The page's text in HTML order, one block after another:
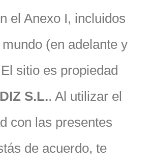
el Anexo I, incluidos
(en adelante y
sitio es propiedad
S.L.. Al utilizar el
con las presentes
de acuerdo, te